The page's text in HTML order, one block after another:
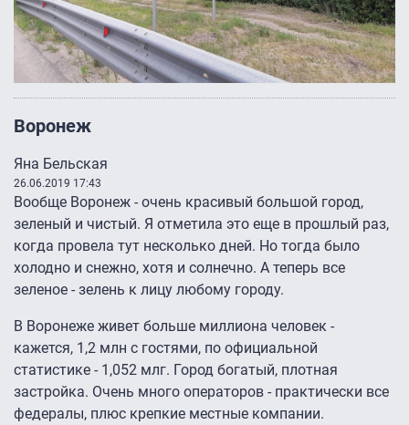
Воронеж
Яна Бельская
26.06.2019 17:43
Вообще Воронеж - очень красивый большой город,
зеленый и чистый. Я отметила это еще в прошлый раз,
когда провела тут несколько дней. Но тогда было
холодно и снежно, хотя и солнечно. А теперь все
зеленое - зелень к лицу любому городу.
В Воронеже живет больше миллиона человек -
кажется, 1,2 млн с гостями, по официальной
статистике - 1,052 млг. Город богатый, плотная
застройка. Очень много операторов - практически все
федералы, плюс крепкие местные компании.